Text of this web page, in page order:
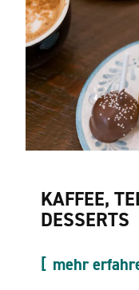
KAFFEE,
DESSERTS
mehr